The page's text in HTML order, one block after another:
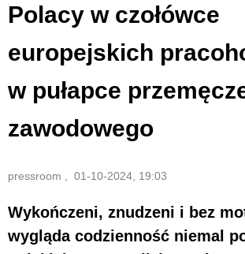
Polacy w czołówce
europejskich
w pułapce
zawodowego
pressroom , 01-10-2024, 19:03
Wykończeni, znudzeni i bez
wygląda codzienność niemal